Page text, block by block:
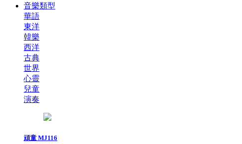
音樂類型
華語
東洋
韓樂
西洋
古典
世界
心靈
兒童
演奏
頑童 MJ116